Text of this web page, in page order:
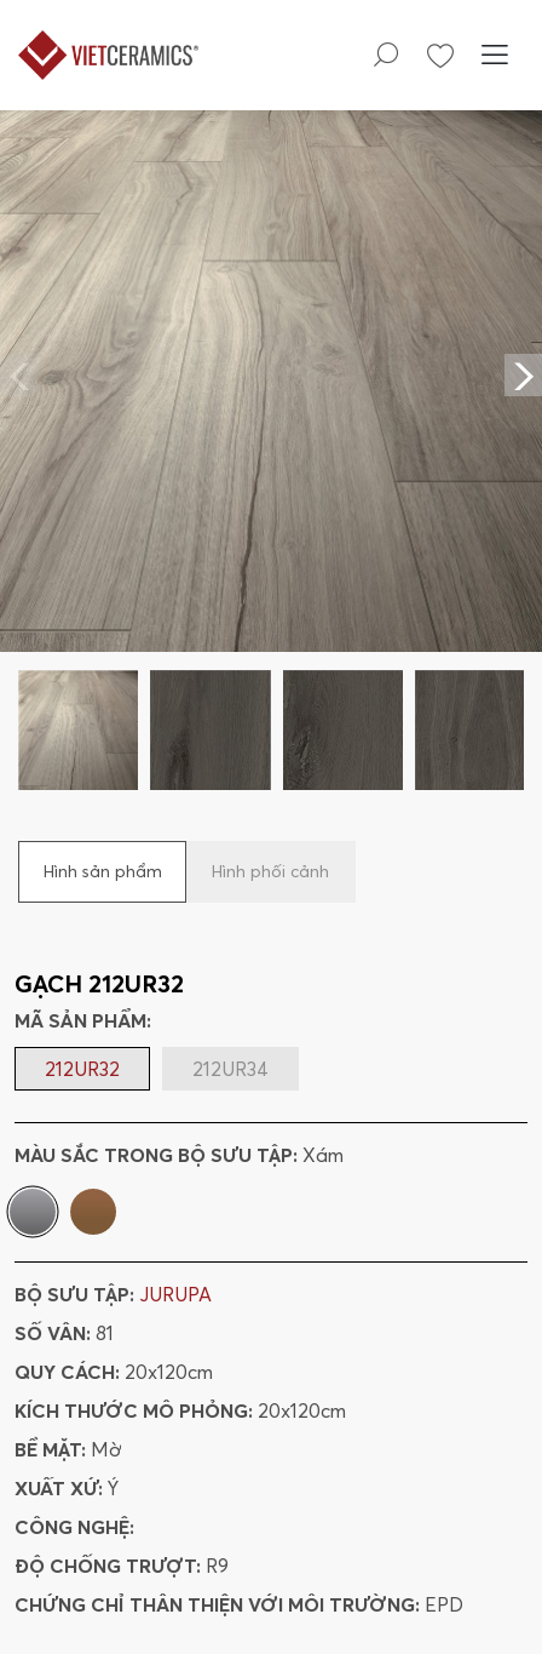
Hình sản phẩm Hình phối cảnh
GẠCH 212UR32
MÃ SẢN PHẨM:
212UR32
212UR34
MÀU SẮC TRONG BỘ SƯU TẬP: Xám
BỘ SƯU TẬP: JURUPA
SỐ VÂN: 81
QUY CÁCH: 20x120cm
KÍCH THƯỚC MÔ PHỎNG: 20x120cm
BỀ MẶT: Mờ
XUẤT XỨ: Ý
CÔNG NGHỆ:
ĐỘ CHỐNG TRƯỢT: R9
CHỨNG CHỈ THÂN THIỆN VỚI MÔI TRƯỜNG: EPD